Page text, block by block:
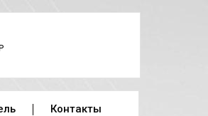
Контакты